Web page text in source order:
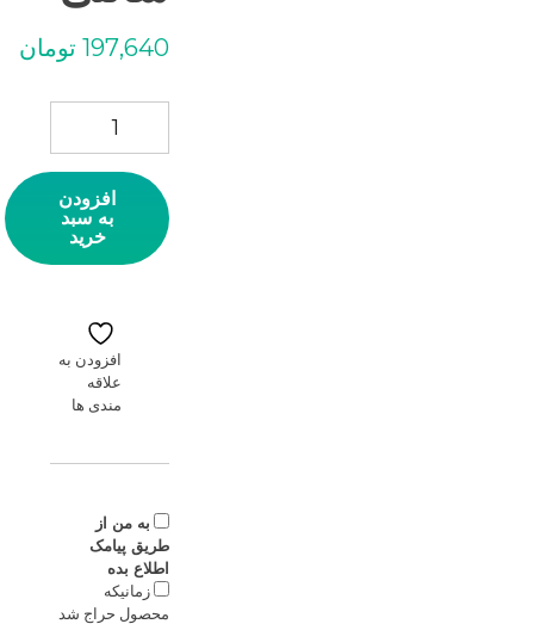
197,640 تومان
افزودن
به سبد
خرید
افزودن به
علاقه
مندی ها
به من از
طریق پیامک
اطلاع بده
زمانیکه
محصول حراج شد